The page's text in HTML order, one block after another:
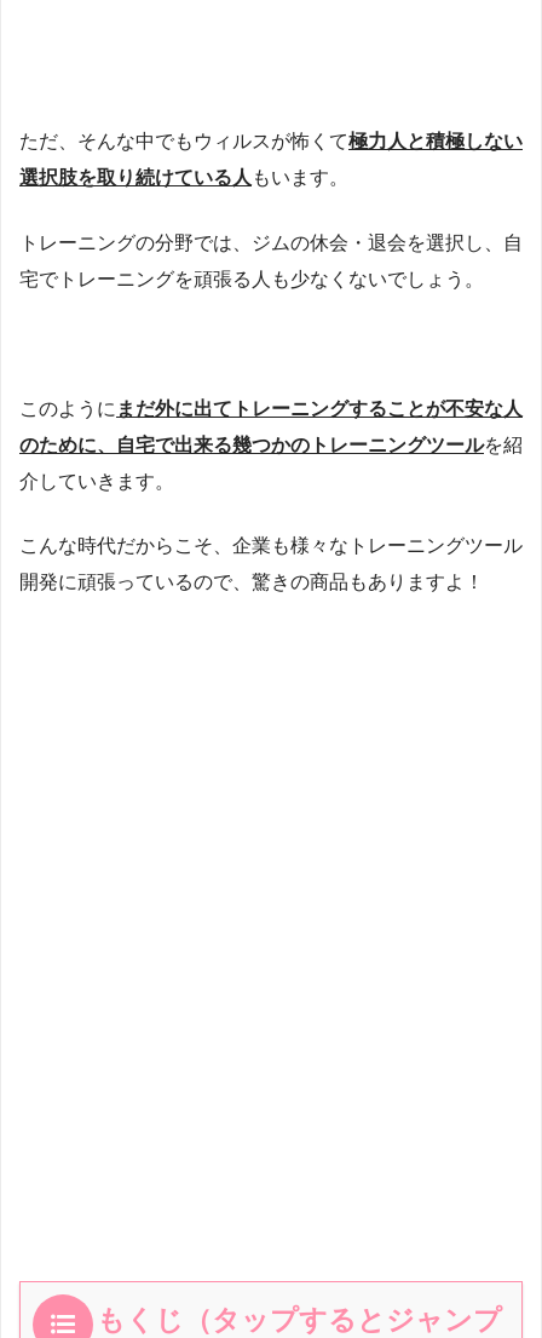
ただ、そんな中でもウィルスが怖くて極力人と積極しない
選択肢を取り続けている人 もいます。
トレーニングの分野では、ジムの休会・退会を選択し、自
宅でトレーニングを頑張る人も少なくないでしょう。
このように まだ外に出てトレーニングすることが不安な人
のために、自宅で出来る幾つかのトレーニングツールを紹
介していきます。
こんな時代だからこそ、企業も様々なトレーニングツール
開発に頑張っているので、驚きの商品もありますよ！
もくじ（タップするとジャンプ